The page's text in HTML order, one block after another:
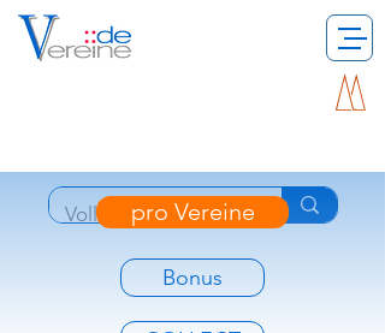
pro Vereine
Bonus